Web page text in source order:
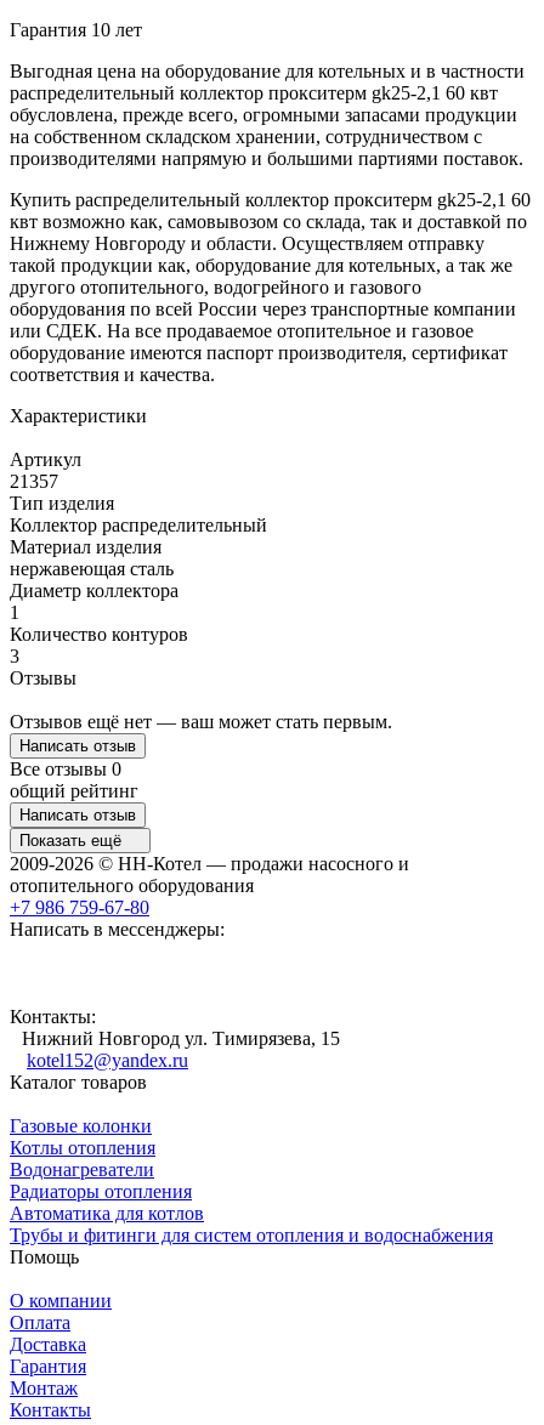
Гарантия 10 лет
Выгодная цена на оборудование для котельных и в частности
распределительный коллектор прокситерм gk25-2,1 60 квт
обусловлена, прежде всего, огромными запасами продукции
на собственном складском хранении, сотрудничеством с
производителями напрямую и большими партиями поставок.
Купить распределительный коллектор прокситерм gk25-2,1 60
квт возможно как, самовывозом со склада, так и доставкой по
Нижнему Новгороду и области. Осуществляем отправку
такой продукции как, оборудование для котельных, а так же
другого отопительного, водогрейного и газового
оборудования по всей России через транспортные компании
или СДЕК. На все продаваемое отопительное и газовое
оборудование имеются паспорт производителя, сертификат
соответствия и качества.
Характеристики
Артикул
21357
Тип изделия
Коллектор распределительный
Материал изделия
нержавеющая сталь
Диаметр коллектора
1
Количество контуров
3
Отзывы
Отзывов ещё нет — ваш может стать первым.
Написать отзыв
Все отзывы 0
общий рейтинг
Написать отзыв
Показать ещё
2009-2026 © НН-Котел — продажи насосного и
отопительного оборудования
+7 986 759-67-80
Написать в мессенджеры:
Контакты:
Нижний Новгород ул. Тимирязева, 15
kotel152@yandex.ru
Каталог товаров
Газовые колонки
Котлы отопления
Водонагреватели
Радиаторы отопления
Автоматика для котлов
Трубы и фитинги для систем отопления и водоснабжения
Помощь
О компании
Оплата
Доставка
Гарантия
Монтаж
Контакты